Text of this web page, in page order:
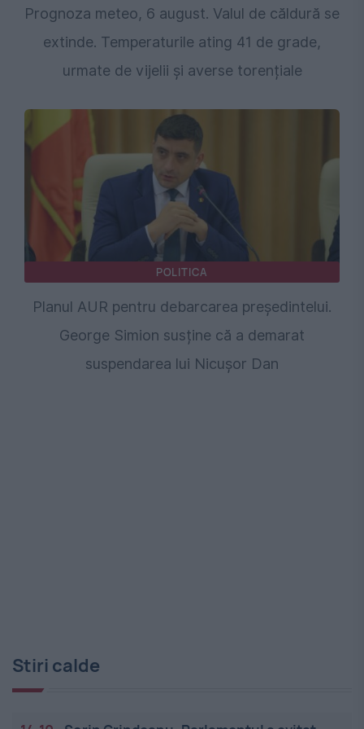
Prognoza meteo, 6 august. Valul de căldură se
extinde. Temperaturile ating 41 de grade,
urmate de vijelii și averse torențiale
POLITICA
Planul AUR pentru debarcarea președintelui.
George Simion susține că a demarat
suspendarea lui Nicușor Dan
Stiri calde